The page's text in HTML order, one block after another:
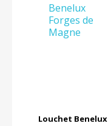
Louchet Benelux